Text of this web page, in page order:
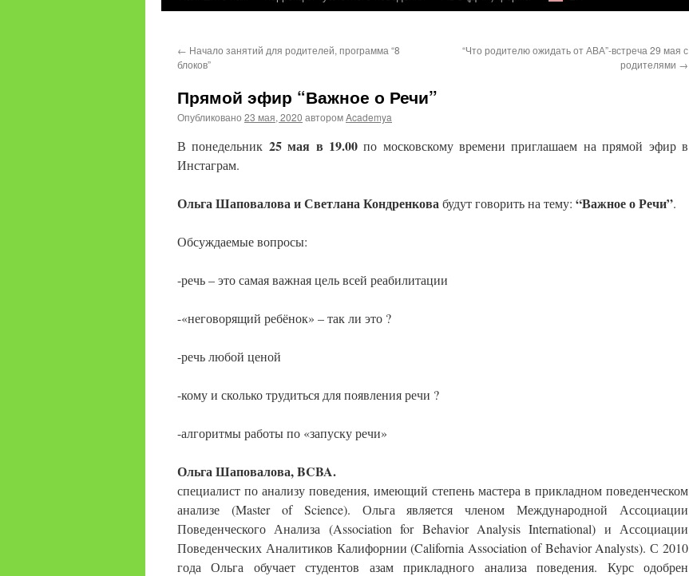
← Начало занятий для родителей, программа “8
блоков”
“Что родителю ожидать от АВА”-встреча 29 мая с
родителями →
Прямой эфир “Важное о Речи”
Опубликовано 23 мая, 2020 авторомAcademya
В понедельник 25 мая в 19.00по московскому времени приглашаем на прямой эфир в
Инстаграм.
Ольга Шаповалова и Светлана Кондренковабудут говорить на тему: “Важное о Речи”.
Обсуждаемые вопросы:
-речь – это самая важная цель всей реабилитации
-«неговорящий ребёнок» – так ли это ?
-речь любой ценой
-кому и сколько трудиться для появления речи ?
-алгоритмы работы по «запуску речи»
Ольга Шаповалова, BCBA.
специалист по анализу поведения, имеющий степень мастера в прикладном поведенческом
анализе (Master of Science). Ольга является членом Международной Ассоциации
Поведенческого Анализа (Association for Behavior Analysis International) и Ассоциации
Поведенческих Аналитиков Калифорнии (California Association of Behavior Analysts). С 2010
года Ольга обучает студентов азам прикладного анализа поведения. Курс одобрен